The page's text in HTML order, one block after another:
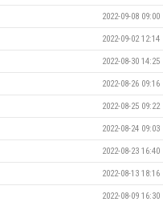
2022-09-08 09:00
2022-09-02 12:14
2022-08-30 14:25
2022-08-26 09:16
2022-08-25 09:22
2022-08-24 09:03
2022-08-23 16:40
2022-08-13 18:16
2022-08-09 16:30